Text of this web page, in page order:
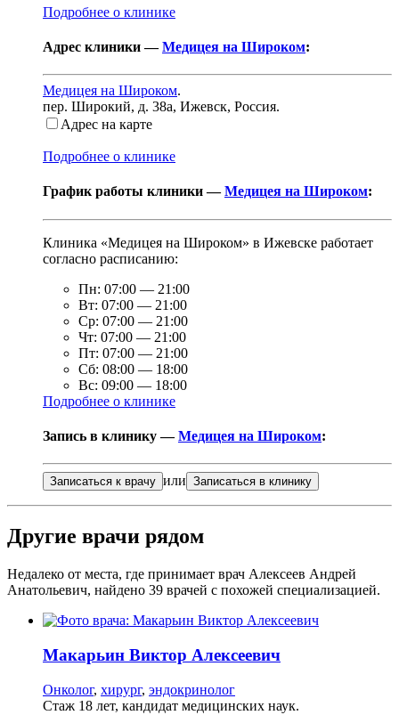
Подробнее о клинике
Адрес клиники —Медицея на Широком:
Медицея на Широком.
пер. Широкий, д. 38а, Ижевск, Россия.
Адрес на карте
Подробнее о клинике
График работы клиники —Медицея на Широком:
Клиника «Медицея на Широком» в Ижевске работает
согласно расписанию:
Пн: 07:00 — 21:00
Вт: 07:00 — 21:00
Ср: 07:00 — 21:00
Чт: 07:00 — 21:00
Пт: 07:00 — 21:00
Сб: 08:00 — 18:00
Вс: 09:00 — 18:00
Подробнее о клинике
Запись в клинику —Медицея на Широком:
Записаться к врачу или Записаться в клинику
Другие врачи рядом
Недалеко от места, где принимает врач Алексеев Андрей
Анатольевич, найдено 39 врачей с похожей специализацией.
Макарьин Виктор Алексеевич
Онколог, хирург, эндокринолог
Стаж 18 лет, кандидат медицинских наук.